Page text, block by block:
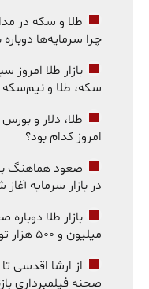
طلا و سکه در
چرا سرمایه‌ها
بازار طلا
سکه، طلا و نیم‌سکه
طلا، دلار و
امروز کدام بود؟
صعود هماهنگ
در بازار سرمایه
میلیون و ۵۰۰ هزار تومان شد
صحنه فیلمبرداری